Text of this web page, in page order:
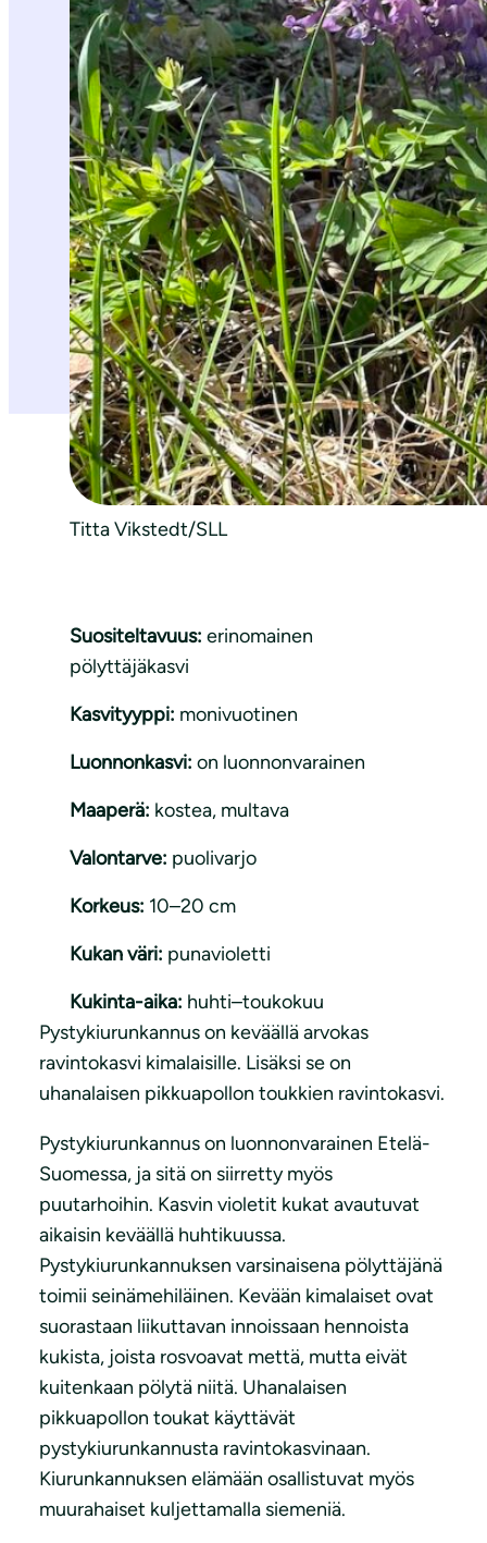
Titta Vikstedt/SLL
Suositeltavuus: erinomainen
pölyttäjäkasvi
Kasvityyppi: monivuotinen
Luonnonkasvi: on luonnonvarainen
Maaperä: kostea, multava
Valontarve: puolivarjo
Korkeus: 10–20 cm
Kukan väri: punavioletti
Kukinta-aika: huhti–toukokuu
Pystykiurunkannus on keväällä arvokas
ravintokasvi kimalaisille. Lisäksi se on
uhanalaisen pikkuapollon toukkien ravintokasvi.
Pystykiurunkannus on luonnonvarainen Etelä-
Suomessa, ja sitä on siirretty myös
puutarhoihin. Kasvin violetit kukat avautuvat
aikaisin keväällä huhtikuussa.
Pystykiurunkannuksen varsinaisena pölyttäjänä
toimii seinämehiläinen. Kevään kimalaiset ovat
suorastaan liikuttavan innoissaan hennoista
kukista, joista rosvoavat mettä, mutta eivät
kuitenkaan pölytä niitä. Uhanalaisen
pikkuapollon toukat käyttävät
pystykiurunkannusta ravintokasvinaan.
Kiurunkannuksen elämään osallistuvat myös
muurahaiset kuljettamalla siemeniä.